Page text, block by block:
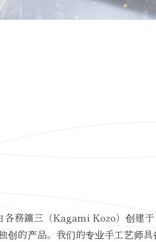
務鑛三（Kagami Kozo）创建于
创的产品。我们的专业手工艺师